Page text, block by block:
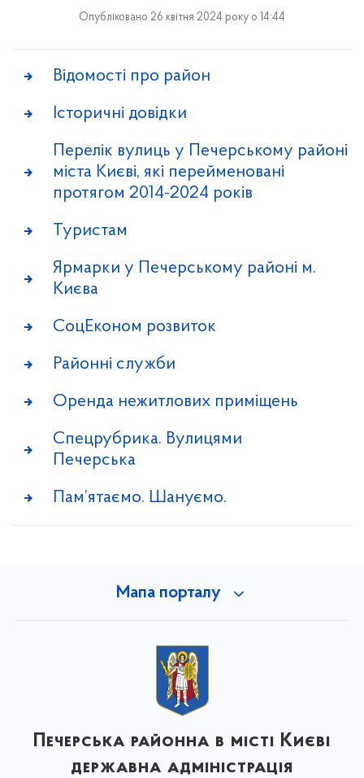
Опубліковано 26 квітня 2024 року о 14:44
Відомості про район
Історичні довідки
Перелік вулиць у Печерському районі
міста Києві, які перейменовані
протягом 2014-2024 років
Туристам
Ярмарки у Печерському районі м.
Києва
СоцЕконом розвиток
Районні служби
Оренда нежитлових приміщень
Спецрубрика. Вулицями
Печерська
Пам’ятаємо. Шануємо.
Мапа порталу
Печерська районна в місті Києві
державна адміністрація